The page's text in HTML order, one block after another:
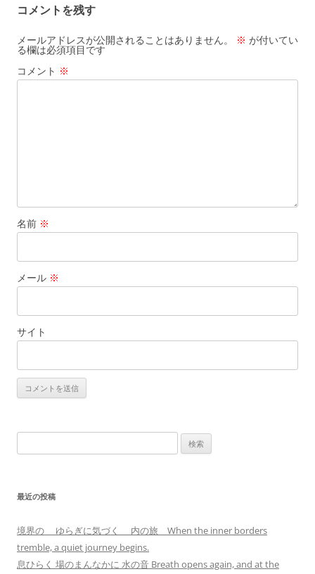
ー
シ
ョ
ン
コメントを残す
メールアドレスが公開されることはありません。 ※ が付いてい
る欄は必須項目です
コメント ※
名前 ※
メール ※
サイト
索:
最近の投稿
境界の ゆらぎに気づく 内の旅 When the inner borders
tremble, a quiet journey begins.
息ひらく 場のまんなかに 水の音 Breath opens again, and at the